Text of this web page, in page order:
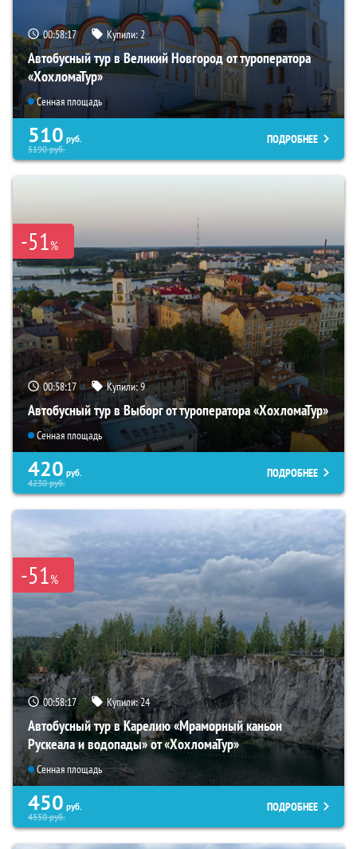
00:58:16 Купили:2
Автобусный тур в Великий Новгород от туроператора
«ХохломаТур»
Сенная площадь
510 руб.
5190руб.
ПОДРОБНЕЕ
-51%
00:58:16 Купили:9
Автобусный тур в Выборг от туроператора «ХохломаТур»
Сенная площадь
420 руб.
4230руб.
ПОДРОБНЕЕ
-51%
00:58:16 Купили:24
Автобусный тур в Карелию «Мраморный каньон
Рускеала и водопады» от «ХохломаТур»
Сенная площадь
450 руб.
4550руб.
ПОДРОБНЕЕ